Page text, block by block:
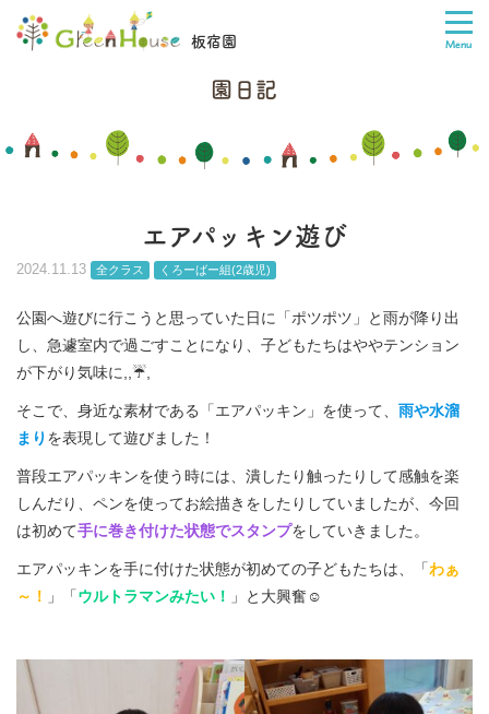
板宿園
園日記
エアパッキン遊び
2024.11.13 全クラス くろーばー組(2歳児)
公園へ遊びに行こうと思っていた日に「ポツポツ」と雨が降り出
し、急遽室内で過ごすことになり、子どもたちはややテンション
が下がり気味に,,☔,
そこで、身近な素材である「エアパッキン」を使って、 雨や水溜
まり を表現して遊びました！
普段エアパッキンを使う時には、潰したり触ったりして感触を楽
しんだり、ペンを使ってお絵描きをしたりしていましたが、今回
は初めて手に巻き付けた状態でスタンプをしていきました。
エアパッキンを手に付けた状態が初めての子どもたちは、「わぁ
～！
」「ウルトラマンみたい！ 」と大興奮☺